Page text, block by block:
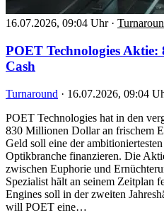
16.07.2026, 09:04 Uhr ·
POET Technologies
Cash
Turnaround · 16.07.2026, 09:04
POET Technologies hat in den
830 Millionen Dollar an frischem
Geld soll eine der
Optikbranche finanzieren. Die
zwischen Euphorie und
Spezialist hält an seinem Zeitplan
Engines soll in der zweiten
will POET eine…